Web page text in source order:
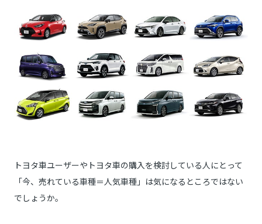
トヨタ車ユーザーやトヨタ車の購入を検討している人にとって
「今、売れている車種＝人気車種」は気になるところではない
でしょうか。